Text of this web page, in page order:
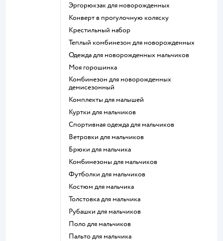
Эргорюкзак для новорожденных
Конверт в прогулочную коляску
Крестильный набор
Теплый комбинезон для новорожденных
Одежда для новорожденных мальчиков
Моя горошинка
Комбинезон для новорожденных
демисезонный
Комплекты для малышей
Куртки для мальчиков
Спортивная одежда для мальчиков
Ветровки для мальчиков
Брюки для мальчика
Комбинезоны для мальчиков
Футболки для мальчиков
Костюм для мальчика
Толстовка для мальчика
Рубашки для мальчиков
Поло для мальчиков
Пальто для мальчика